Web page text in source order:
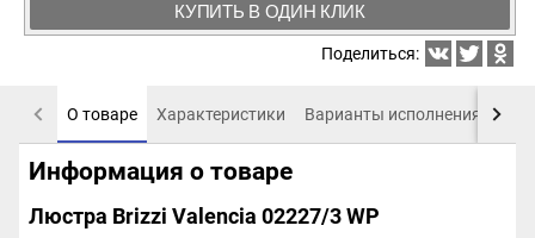
КУПИТЬ В ОДИН КЛИК
Поделиться:
О товаре Характеристики Варианты исполнения
Информация о товаре
Люстра Brizzi Valencia 02227/3 WP